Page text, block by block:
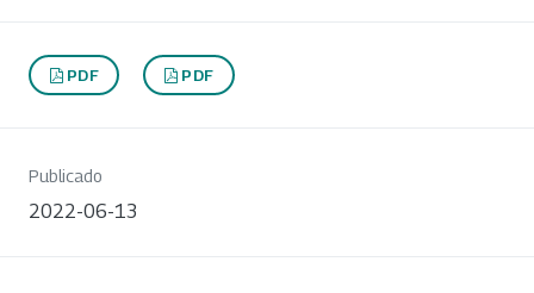
PDF PDF
Publicado
2022-06-13